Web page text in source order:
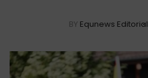
BY Equnews Editorial